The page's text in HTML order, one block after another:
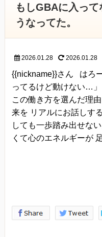
もしGBAに入っ
うなってた。
2026.01.28 2026.01.28
{{nickname}}さん はろ
ってるけど動けない…
この働き方を選んだ理
来を リアルにお話しす
しても一歩踏み出せな
くて心のエネルギーが